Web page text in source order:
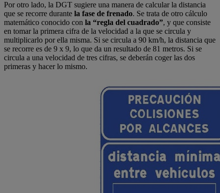
Por otro lado, la DGT sugiere una manera de calcular la distancia
que se recorre durante la fase de frenado. Se trata de otro cálculo
matemático conocido con la “regla del cuadrado”, y que consiste
en tomar la primera cifra de la velocidad a la que se circula y
multiplicarlo por ella misma. Si se circula a 90 km/h, la distancia que
se recorre es de 9 x 9, lo que da un resultado de 81 metros. Si se
circula a una velocidad de tres cifras, se deberán coger las dos
primeras y hacer lo mismo.